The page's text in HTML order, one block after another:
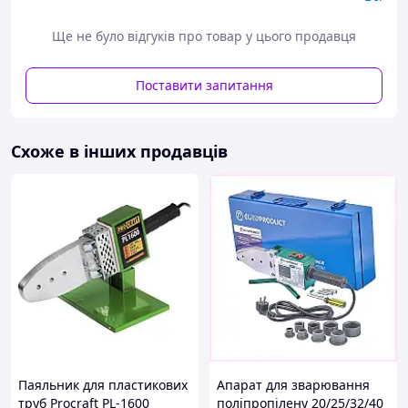
сплаву, а насадки покриті тефлоновим покриттям.
труб докладно описана в інструкції.
Особливості
Роз'єм для підставки на нижній частині
Швидкий розігрів паяльника до потрібної
температури;
Індикатор повного розігріву;
Зручність у використанні;
Нагрівач з тефлоновим покриттям.
Технічні характеристики:
напруга: 230 В;
частота струму: 50 Гц;
час розігріву: 10 хвилин;
Ще не було відгуків про товар у цього продавця
Поставити запитання
Схоже в інших продавців
Паяльник для пластикових
труб Procraft PL-1600
Апарат для зварювання
поліпропілену 20/25/32/40